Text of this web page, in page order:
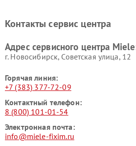
Miele
Miele
Контакты сервис центра
Адрес сервисного центра
г. Новосибирск, Советская улица, 12
Горячая линия:
+7 (383) 377-72-09
Контактный телефон:
8 (800) 101-01-54
Электронная почта:
info@miele-fixim.ru